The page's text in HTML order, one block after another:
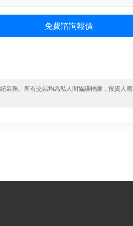
免費諮詢報價
業務。所有交易均為私人間協議轉讓，投資人應